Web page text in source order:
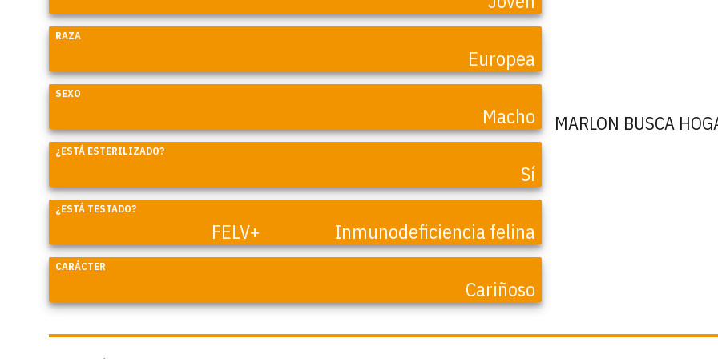
RAZA
Europea
SEXO
Macho
¿ESTÁ ESTERILIZADO?
Sí
¿ESTÁ TESTADO?
FELV+ Inmunodeficiencia felina
CARÁCTER
Cariñoso
MARLON BUSCA